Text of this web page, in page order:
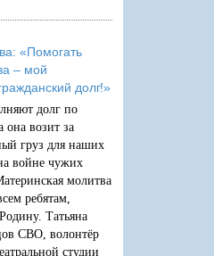
«Помогать
– мой
долг!»
долг по
возит за
груз для наших
войне чужих
молитва
ребятам,
Татьяна
СВО, волонтёр
студии